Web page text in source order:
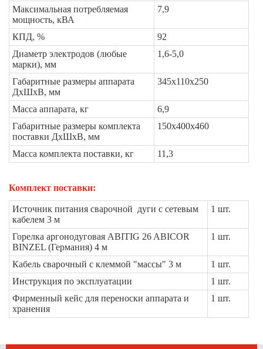
Максимальная потребляемая
мощность, кВА
7,9
КПД, %
92
Диаметр электродов (любые
марки), мм
1,6-5,0
Габаритные размеры аппарата
ДхШхВ, мм
345х110х250
Масса аппарата, кг
6,9
Габаритные размеры комплекта
поставки ДхШхВ, мм
150х400х460
Масса комплекта поставки, кг 11,3
Комплект поставки:
Источник питания сварочной дуги с сетевым
кабелем 3 м
1 шт.
Горелка аргонодуговая ABITIG 26 ABICOR
BINZEL (Германия) 4 м
1 шт.
Кабель сварочный с клеммой "массы" 3 м
1 шт.
Инструкция по эксплуатации
1 шт.
Фирменный кейс для переноски аппарата и
хранения
1 шт.